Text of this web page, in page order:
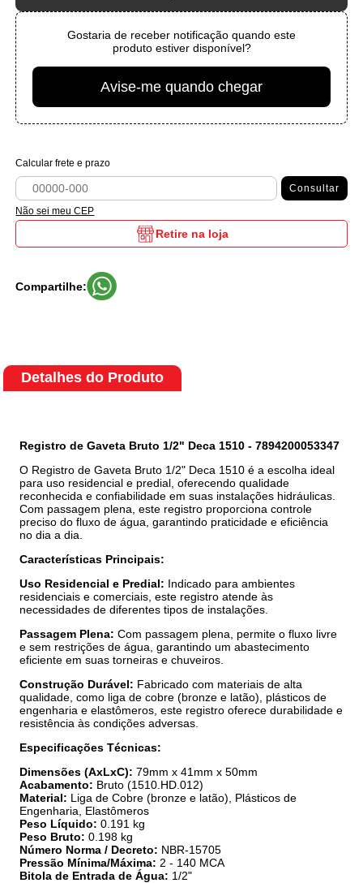
Gostaria de receber notificação quando este
produto estiver disponível?
Avise-me quando chegar
Calcular frete e prazo
Consultar
Não sei meu CEP
Retire na loja
Compartilhe:
Detalhes do Produto
Registro de Gaveta Bruto 1/2" Deca 1510 - 7894200053347
O Registro de Gaveta Bruto 1/2" Deca 1510 é a escolha ideal
para uso residencial e predial, oferecendo qualidade
reconhecida e confiabilidade em suas instalações hidráulicas.
Com passagem plena, este registro proporciona controle
preciso do fluxo de água, garantindo praticidade e eficiência
no dia a dia.
Características Principais:
Uso Residencial e Predial: Indicado para ambientes
residenciais e comerciais, este registro atende às
necessidades de diferentes tipos de instalações.
Passagem Plena: Com passagem plena, permite o fluxo livre
e sem restrições de água, garantindo um abastecimento
eficiente em suas torneiras e chuveiros.
Construção Durável: Fabricado com materiais de alta
qualidade, como liga de cobre (bronze e latão), plásticos de
engenharia e elastômeros, este registro oferece durabilidade e
resistência às condições adversas.
Especificações Técnicas:
Dimensões (AxLxC): 79mm x 41mm x 50mm
Acabamento: Bruto (1510.HD.012)
Material: Liga de Cobre (bronze e latão), Plásticos de
Engenharia, Elastômeros
Peso Líquido: 0.191 kg
Peso Bruto: 0.198 kg
Número Norma / Decreto: NBR-15705
Pressão Mínima/Máxima: 2 - 140 MCA
Bitola de Entrada de Água: 1/2"